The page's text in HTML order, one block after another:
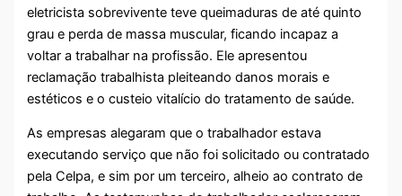
eletricista sobrevivente teve queimaduras de até quinto
grau e perda de massa muscular, ficando incapaz a
voltar a trabalhar na profissão. Ele apresentou
reclamação trabalhista pleiteando danos morais e
estéticos e o custeio vitalício do tratamento de saúde.
As empresas alegaram que o trabalhador estava
executando serviço que não foi solicitado ou contratado
pela Celpa, e sim por um terceiro, alheio ao contrato de